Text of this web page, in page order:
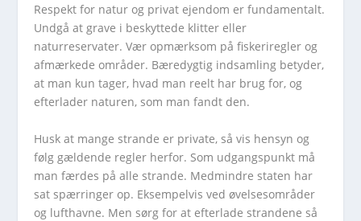
Respekt for natur og privat ejendom er fundamentalt.
Undgå at grave i beskyttede klitter eller
naturreservater. Vær opmærksom på fiskeriregler og
afmærkede områder. Bæredygtig indsamling betyder,
at man kun tager, hvad man reelt har brug for, og
efterlader naturen, som man fandt den.
Husk at mange strande er private, så vis hensyn og
følg gældende regler herfor. Som udgangspunkt må
man færdes på alle strande. Medmindre staten har
sat spærringer op. Eksempelvis ved øvelsesområder
og lufthavne. Men sørg for at efterlade strandene så